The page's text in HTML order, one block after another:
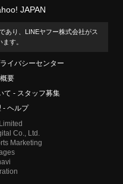
JAPAN
あり、LINEヤフー株式会社がス
す。
イバシーセンター
要
て
スタッフ募集
ヘルプ
Co., Ltd.
Marketing